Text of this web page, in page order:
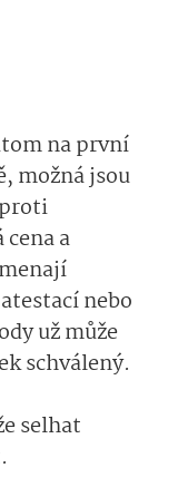
na první
možná jsou
a
nebo
už může
schválený.
selhat